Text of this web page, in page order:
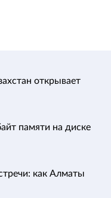
открывает
памяти на диске
как Алматы